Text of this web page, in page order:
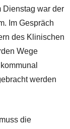
Dienstag war der
Im Gespräch
des Klinischen
Wege
werden
die